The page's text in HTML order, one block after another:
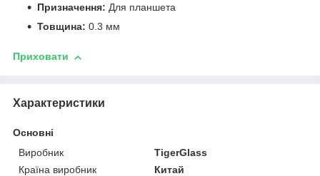
Призначення: Для планшета
Товщина: 0.3 мм
Приховати
Характеристики
Основні
Виробник
TigerGlass
Країна виробник
Китай